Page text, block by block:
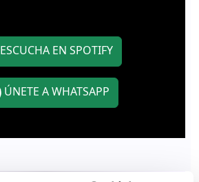
ESCUCHA EN SPOTIFY
ÚNETE A WHATSAPP